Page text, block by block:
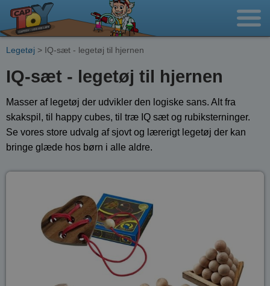
Legetøj > IQ-sæt - legetøj til hjernen
IQ-sæt - legetøj til hjernen
Masser af legetøj der udvikler den logiske sans. Alt fra
skakspil, til happy cubes, til træ IQ sæt og rubiksterninger.
Se vores store udvalg af sjovt og lærerigt legetøj der kan
bringe glæde hos børn i alle aldre.